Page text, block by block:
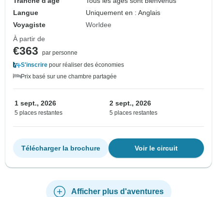
Langue
Uniquement en : Anglais
Voyagiste
Worldee
À partir de
€363
par personne
S'inscrire pour réaliser des économies
Prix basé sur une chambre partagée
1 sept., 2026
5 places restantes
2 sept., 2026
5 places restantes
Voir le circuit
Télécharger la brochure
Afficher plus d'aventures